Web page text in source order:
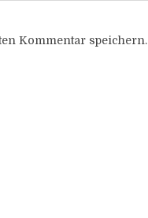
Kommentar speichern.